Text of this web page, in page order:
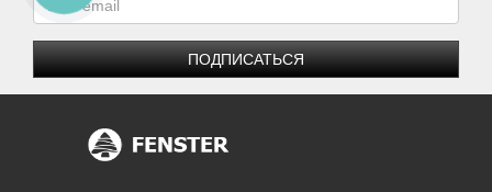
ПОДПИСАТЬСЯ